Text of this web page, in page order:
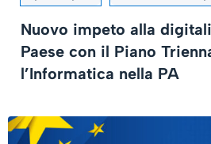
Nuovo impeto alla
Paese con il Piano
l’Informatica nella PA